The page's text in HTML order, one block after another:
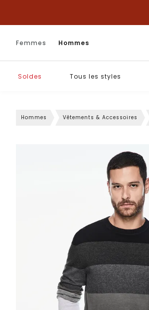
Femmes Hommes
Soldes Tous les styles
Hommes Vêtements & Accessoires